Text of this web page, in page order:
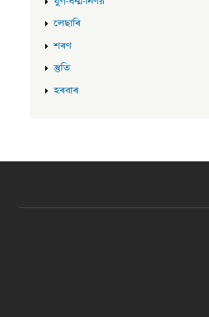
লেছাৰি
শৰণ
স্তুতি
হৰবাৰ